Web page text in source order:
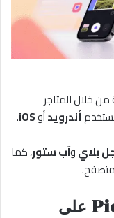
خلال المتاجر
أندرويدأوiOS
.
بلايوآب ستور، كما
خطوات تحميل تطبيق Picsart على